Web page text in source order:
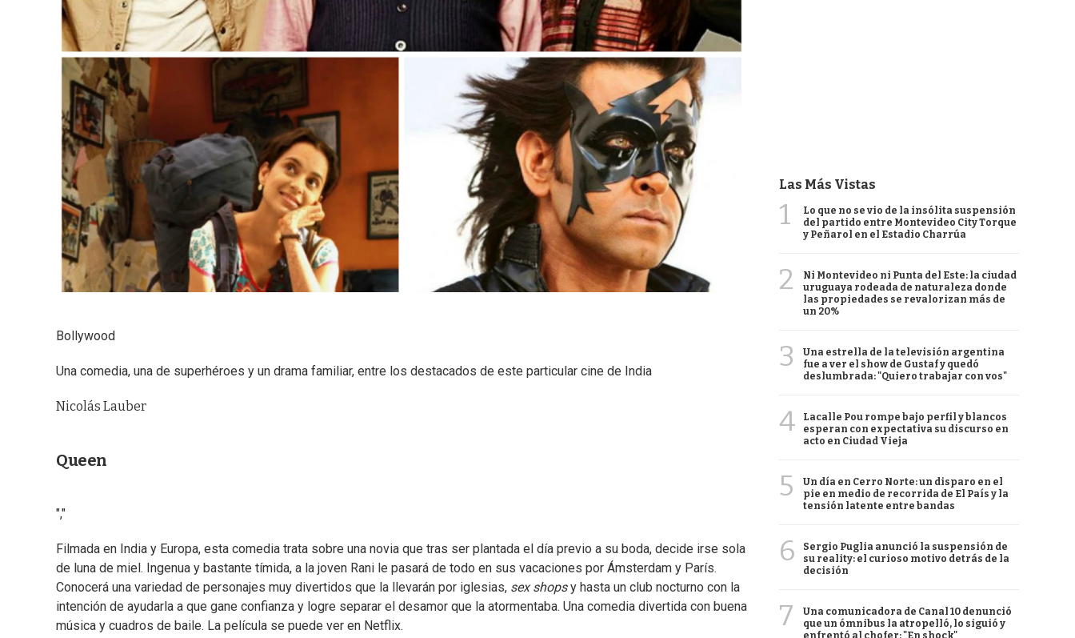
Bollywood
Una comedia, una de superhéroes y un drama familiar, entre los destacados de este particular cine de India
Nicolás Lauber
Queen
","
Filmada en India y Europa, esta comedia trata sobre una novia que tras ser plantada el día previo a su boda, decide irse sola
de luna de miel. Ingenua y bastante tímida, a la joven Rani le pasará de todo en sus vacaciones por Ámsterdam y París.
Conocerá una variedad de personajes muy divertidos que la llevarán por iglesias, sex shopsy hasta un club nocturno con la
intención de ayudarla a que gane confianza y logre separar el desamor que la atormentaba. Una comedia divertida con buena
música y cuadros de baile. La película se puede ver en Netflix.
Las Más Vistas
1
Lo que no se vio de la insólita suspensión
del partido entre Montevideo City Torque
y Peñarol en el Estadio Charrúa
2
Ni Montevideo ni Punta del Este: la ciudad
uruguaya rodeada de naturaleza donde
las propiedades se revalorizan más de
un 20%
3
Una estrella de la televisión argentina
fue a ver el show de Gustaf y quedó
deslumbrada: "Quiero trabajar con vos"
4
Lacalle Pou rompe bajo perfil y blancos
esperan con expectativa su discurso en
acto en Ciudad Vieja
5
Un día en Cerro Norte: un disparo en el
pie en medio de recorrida de El País y la
tensión latente entre bandas
6
Sergio Puglia anunció la suspensión de
su reality: el curioso motivo detrás de la
decisión
7
Una comunicadora de Canal 10 denunció
que un ómnibus la atropelló, lo siguió y
enfrentó al chofer: "En shock"